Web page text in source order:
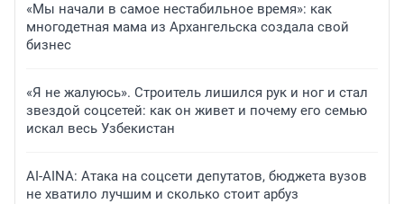
«Мы начали в самое нестабильное время»: как
многодетная мама из Архангельска создала свой
бизнес
«Я не жалуюсь». Строитель лишился рук и ног и стал
звездой соцсетей: как он живет и почему его семью
искал весь Узбекистан
AI-AINA: Атака на соцсети депутатов, бюджета вузов
не хватило лучшим и сколько стоит арбуз